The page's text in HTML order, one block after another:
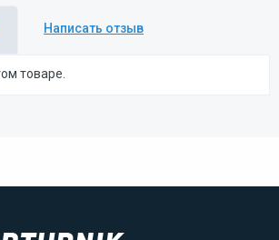
Написать отзыв
товаре.